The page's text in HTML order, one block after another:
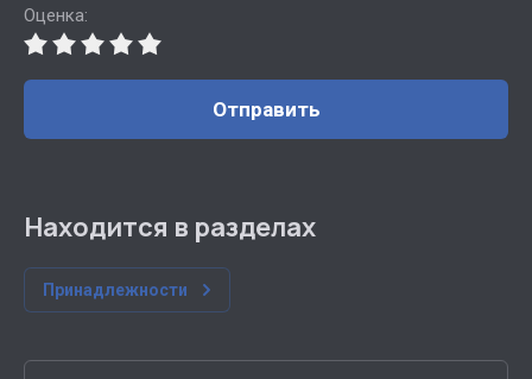
Оценка:
Отправить
Находится в разделах
Принадлежности